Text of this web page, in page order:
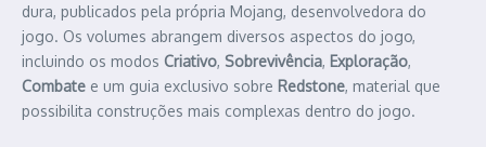
dura, publicados pela própria Mojang, desenvolvedora do
jogo. Os volumes abrangem diversos aspectos do jogo,
incluindo os modos Criativo, Sobrevivência, Exploração,
Combate e um guia exclusivo sobre Redstone, material que
possibilita construções mais complexas dentro do jogo.​